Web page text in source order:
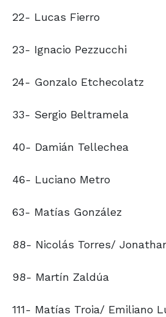
22- Lucas Fierro
23- Ignacio Pezzucchi
24- Gonzalo Etchecolatz
33- Sergio Beltramela
40- Damián Tellechea
46- Luciano Metro
63- Matías González
88- Nicolás Torres/
98- Martín Zaldúa
111- Matías Troia/ Emiliano